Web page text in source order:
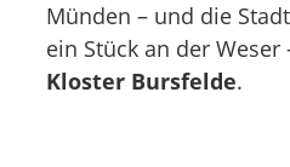
Münden – und die
ein Stück an der Weser
Kloster Bursfelde.